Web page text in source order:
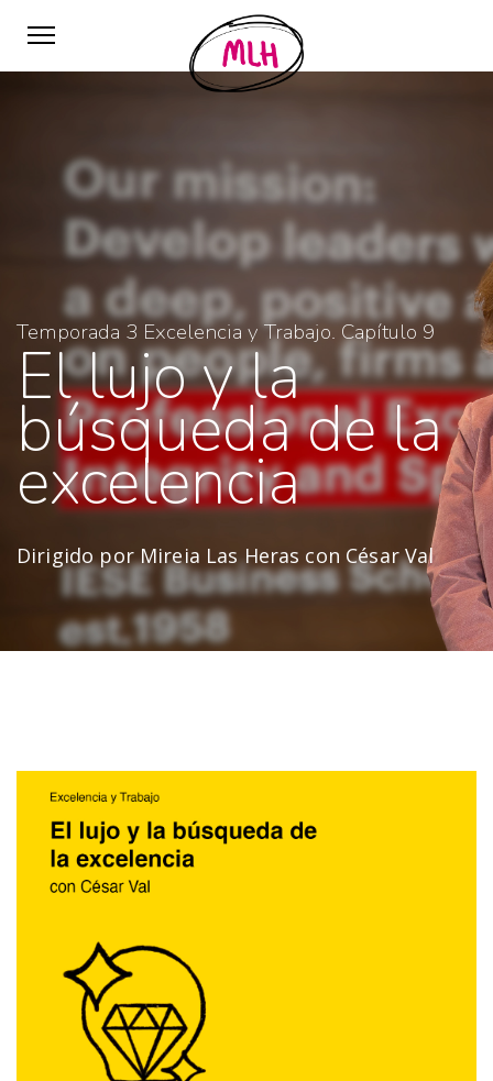
Temporada 3 Excelencia y Trabajo. Capítulo 9
El lujo y la
búsqueda de la
excelencia
Dirigido por Mireia Las Heras con César Val